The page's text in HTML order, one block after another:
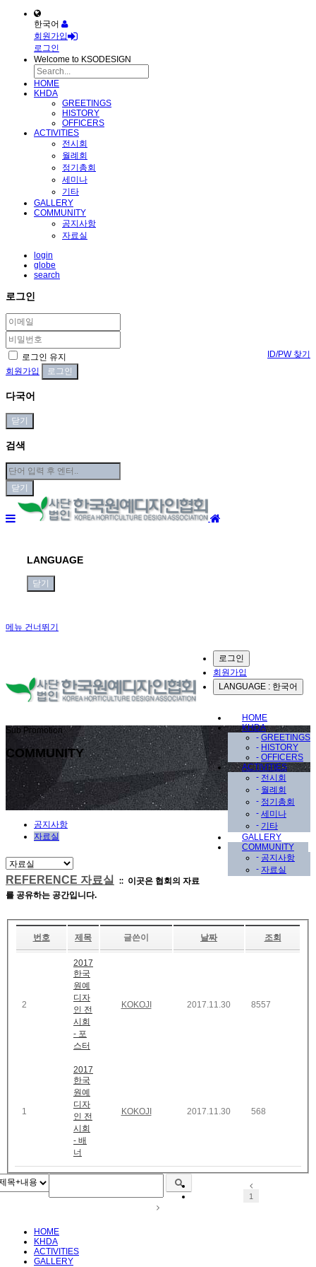
한국어
회원가입
로그인
Welcome to KSODESIGN
HOME
KHDA
GREETINGS
HISTORY
OFFICERS
ACTIVITIES
전시회
월례회
정기총회
세미나
기타
GALLERY
COMMUNITY
공지사항
자료실
login
globe
search
로그인
ID/PW 찾기
로그인 유지
회원가입
다국어
닫기
검색
닫기
LANGUAGE
닫기
메뉴 건너뛰기
로그인
회원가입
LANGUAGE : 한국어
HOME
KHDA
- GREETINGS
- HISTORY
- OFFICERS
ACTIVITIES
- 전시회
- 월례회
- 정기총회
- 세미나
- 기타
GALLERY
COMMUNITY
- 공지사항
- 자료실
Sub Promotion
COMMUNITY
공지사항
자료실
REFERENCE 자료실 :: 이곳은 협회의 자료
를 공유하는 공간입니다.
번호 제목 글쓴이 날짜 조회
2
2017
한국
원예
디자
인 전
시회
- 포
스터
KOKOJI 2017.11.30 8557
1
2017
한국
원예
디자
인 전
시회
- 배
너
KOKOJI 2017.11.30 568
1
HOME
KHDA
ACTIVITIES
GALLERY